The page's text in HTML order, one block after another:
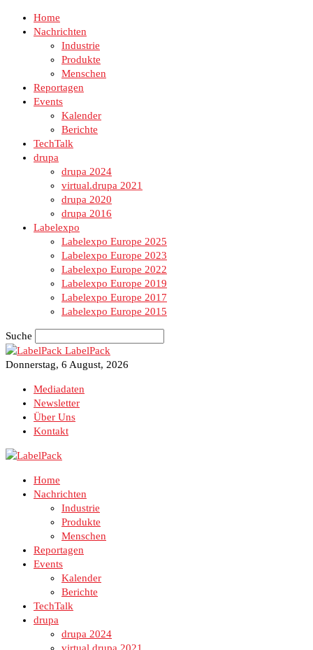
Home
Nachrichten
Industrie
Produkte
Menschen
Reportagen
Events
Kalender
Berichte
TechTalk
drupa
drupa 2024
virtual.drupa 2021
drupa 2020
drupa 2016
Labelexpo
Labelexpo Europe 2025
Labelexpo Europe 2023
Labelexpo Europe 2022
Labelexpo Europe 2019
Labelexpo Europe 2017
Labelexpo Europe 2015
Suche
LabelPack
Donnerstag, 6 August, 2026
Mediadaten
Newsletter
Über Uns
Kontakt
Home
Nachrichten
Industrie
Produkte
Menschen
Reportagen
Events
Kalender
Berichte
TechTalk
drupa
drupa 2024